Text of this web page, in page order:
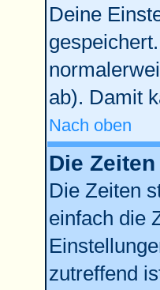
Deine
ab). Damit
Nach oben
Die
Die Zeiten
einfach die
zutreffend